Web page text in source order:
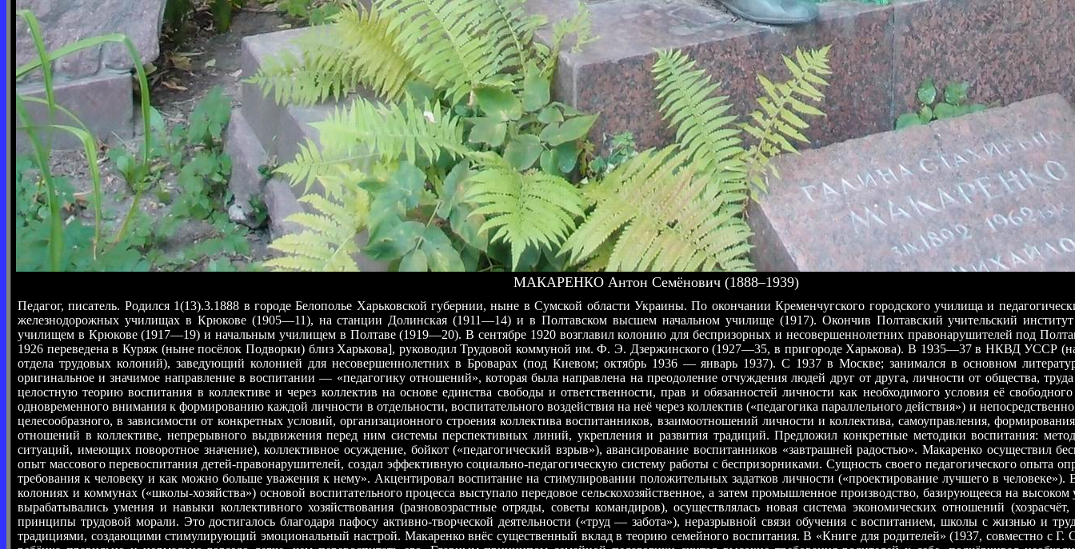
МАКАРЕНКО Антон Семёнович (1888–1939)
Педагог, писатель. Родился 1(13).3.1888 в городе Белополье Харьковской губернии, ныне в Сумской области Украины. По окончании Кременчугского городского училища и
железнодорожных училищах в Крюкове (1905—11), на станции Долинская (1911—14) и в Полтавском высшем начальном училище (1917). Окончив Полтавский учительский
училищем в Крюкове (1917—19) и начальным училищем в Полтаве (1919—20). В сентябре 1920 возглавил колонию для беспризорных и несовершеннолетних правонарушителей под
1926 переведена в Куряж (ныне посёлок Подворки) близ Харькова], руководил Трудовой коммуной им. Ф. Э. Дзержинского (1927—35, в пригороде Харькова). В 1935—37 в НКВД УССР
отдела трудовых колоний), заведующий колонией для несовершеннолетних в Броварах (под Киевом; октябрь 1936 — январь 1937). С 1937 в Москве; занимался в основном
оригинальное и значимое направление в воспитании — «педагогику отношений», которая была направлена на преодоление отчуждения людей друг от друга, личности от общества,
целостную теорию воспитания в коллективе и через коллектив на основе единства свободы и ответственности, прав и обязанностей личности как необходимого условия её
одновременного внимания к формированию каждой личности в отдельности, воспитательного воздействия на неё через коллектив («педагогика параллельного действия») и
целесообразного, в зависимости от конкретных условий, организационного строения коллектива воспитанников, взаимоотношений личности и коллектива, самоуправления,
отношений в коллективе, непрерывного выдвижения перед ним системы перспективных линий, укрепления и развития традиций. Предложил конкретные методики воспитания:
ситуаций, имеющих поворотное значение), коллективное осуждение, бойкот («педагогический взрыв»), авансирование воспитанников «завтрашней радостью». Макаренко осуществил
опыт массового перевоспитания детей-правонарушителей, создал эффективную социально-педагогическую систему работы с беспризорниками. Сущность своего педагогического опыта
требования к человеку и как можно больше уважения к нему». Акцентировал воспитание на стимулировании положительных задатков личности («проектирование лучшего в
колониях и коммунах («школы-хозяйства») основой воспитательного процесса выступало передовое сельскохозяйственное, а затем промышленное производство, базирующееся на
вырабатывались умения и навыки коллективного хозяйствования (разновозрастные отряды, советы командиров), осуществлялась новая система экономических отношений (хозрасчёт,
принципы трудовой морали. Это достигалось благодаря пафосу активно-творческой деятельности («труд — забота»), неразрывной связи обучения с воспитанием, школы с жизнью и
традициями, создающими стимулирующий эмоциональный настрой. Макаренко внёс существенный вклад в теорию семейного воспитания. В «Книге для родителей» (1937, совместно с Г.